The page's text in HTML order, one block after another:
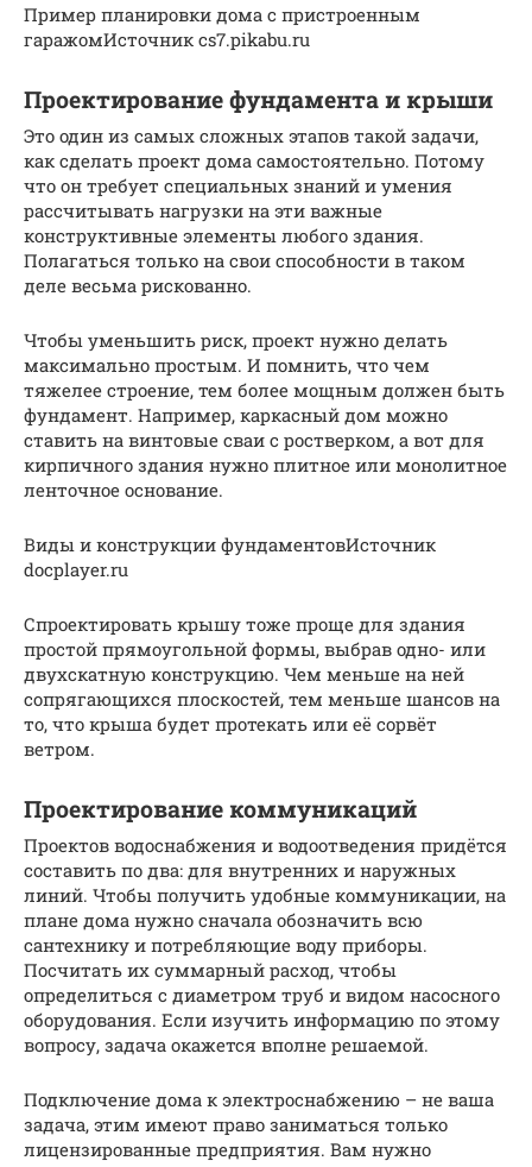
Пример планировки дома с пристроенным
гаражомИсточник cs7.pikabu.ru
Проектирование фундамента и крыши
Это один из самых сложных этапов такой задачи,
как сделать проект дома самостоятельно. Потому
что он требует специальных знаний и умения
рассчитывать нагрузки на эти важные
конструктивные элементы любого здания.
Полагаться только на свои способности в таком
деле весьма рискованно.
Чтобы уменьшить риск, проект нужно делать
максимально простым. И помнить, что чем
тяжелее строение, тем более мощным должен быть
фундамент. Например, каркасный дом можно
ставить на винтовые сваи с ростверком, а вот для
кирпичного здания нужно плитное или монолитное
ленточное основание.
Виды и конструкции фундаментовИсточник
docplayer.ru
Спроектировать крышу тоже проще для здания
простой прямоугольной формы, выбрав одно- или
двухскатную конструкцию. Чем меньше на ней
сопрягающихся плоскостей, тем меньше шансов на
то, что крыша будет протекать или её сорвёт
ветром.
Проектирование коммуникаций
Проектов водоснабжения и водоотведения придётся
составить по два: для внутренних и наружных
линий. Чтобы получить удобные коммуникации, на
плане дома нужно сначала обозначить всю
сантехнику и потребляющие воду приборы.
Посчитать их суммарный расход, чтобы
определиться с диаметром труб и видом насосного
оборудования. Если изучить информацию по этому
вопросу, задача окажется вполне решаемой.
Подключение дома к электроснабжению – не ваша
задача, этим имеют право заниматься только
лицензированные предприятия. Вам нужно